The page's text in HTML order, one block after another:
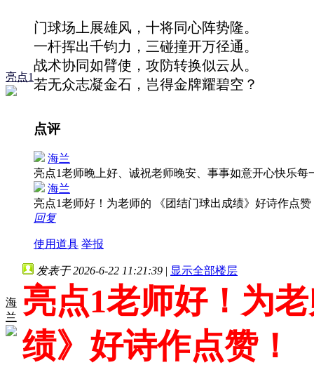
亮点1
门球场上展雄风，十将同心阵势隆。
一杆挥出千钧力，三碰撞开万径通。
战术协同如臂使，攻防转换似云从。
若无众志凝金石，岂得金牌耀碧空？
点评
海兰
亮点1老师晚上好、诚祝老师晚安、事事如意开心快乐
海兰
亮点1老师好！为老师的 《团结门球出成绩》好诗作点
回复
使用道具 举报
海
兰
发表于 2026-6-22 11:21:39 | 显示全部楼层
亮点1老师好！为
绩》好诗作点赞！